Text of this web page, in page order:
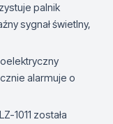
palnik
sygnał świetlny,
alarmuje o
1011 została